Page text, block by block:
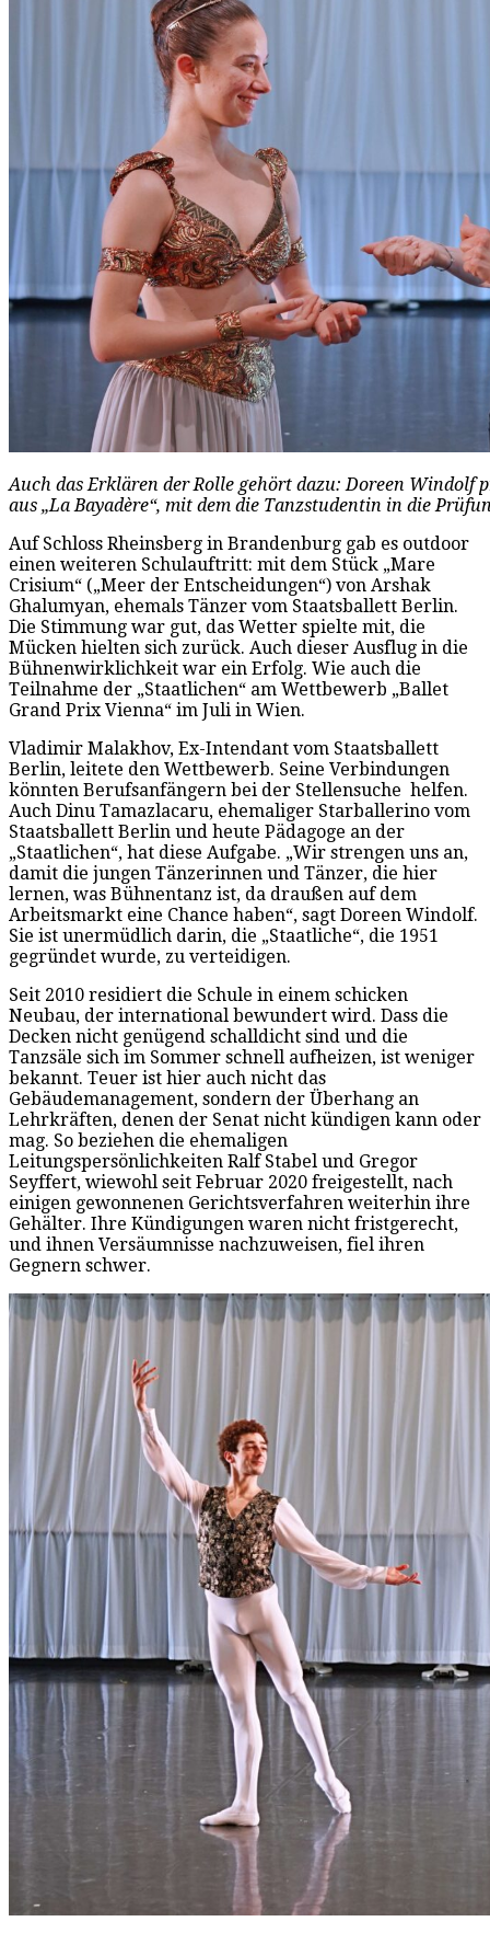
Auch das Erklären der Rolle gehört dazu: Doreen Windolf
aus „La Bayadère“, mit dem die Tanzstudentin in die
Auf Schloss Rheinsberg in Brandenburg gab es outdoor
einen weiteren Schulauftritt: mit dem Stück „Mare
Crisium“ („Meer der Entscheidungen“) von Arshak
Ghalumyan, ehemals Tänzer vom Staatsballett Berlin.
Die Stimmung war gut, das Wetter spielte mit, die
Mücken hielten sich zurück. Auch dieser Ausflug in die
Bühnenwirklichkeit war ein Erfolg. Wie auch die
Teilnahme der „Staatlichen“ am Wettbewerb „Ballet
Grand Prix Vienna“ im Juli in Wien.
Vladimir Malakhov, Ex-Intendant vom Staatsballett
Berlin, leitete den Wettbewerb. Seine Verbindungen
könnten Berufsanfängern bei der Stellensuche helfen.
Auch Dinu Tamazlacaru, ehemaliger Starballerino vom
Staatsballett Berlin und heute Pädagoge an der
„Staatlichen“, hat diese Aufgabe. „Wir strengen uns an,
damit die jungen Tänzerinnen und Tänzer, die hier
lernen, was Bühnentanz ist, da draußen auf dem
Arbeitsmarkt eine Chance haben“, sagt Doreen Windolf.
Sie ist unermüdlich darin, die „Staatliche“, die 1951
gegründet wurde, zu verteidigen.
Seit 2010 residiert die Schule in einem schicken
Neubau, der international bewundert wird. Dass die
Decken nicht genügend schalldicht sind und die
Tanzsäle sich im Sommer schnell aufheizen, ist weniger
bekannt. Teuer ist hier auch nicht das
Gebäudemanagement, sondern der Überhang an
Lehrkräften, denen der Senat nicht kündigen kann oder
mag. So beziehen die ehemaligen
Leitungspersönlichkeiten Ralf Stabel und Gregor
Seyffert, wiewohl seit Februar 2020 freigestellt, nach
einigen gewonnenen Gerichtsverfahren weiterhin ihre
Gehälter. Ihre Kündigungen waren nicht fristgerecht,
und ihnen Versäumnisse nachzuweisen, fiel ihren
Gegnern schwer.